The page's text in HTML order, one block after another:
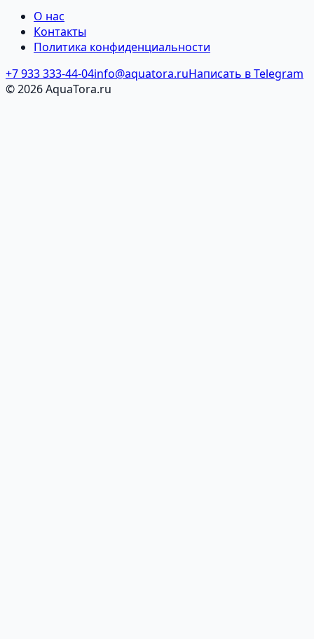
О нас
Контакты
Политика конфиденциальности
+7 933 333-44-04info@aquatora.ruНаписать в Telegram
© 2026 AquaTora.ru